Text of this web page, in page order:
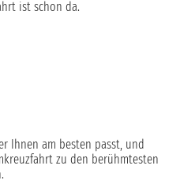
ist schon da.
Ihnen am besten passt, und
zu den berühmtesten